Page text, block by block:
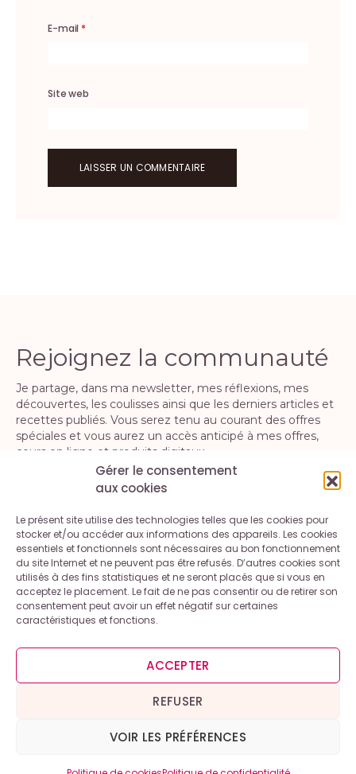
Gérer le consentement
aux cookies
Le présent site utilise des technologies telles que les cookies pour
stocker et/ou accéder aux informations des appareils. Les cookies
essentiels et fonctionnels sont nécessaires au bon fonctionnement
du site Internet et ne peuvent pas être refusés. D’autres cookies sont
utilisés à des fins statistiques et ne seront placés que si vous en
acceptez le placement. Le fait de ne pas consentir ou de retirer son
consentement peut avoir un effet négatif sur certaines
caractéristiques et fonctions.
ACCEPTER
REFUSER
VOIR LES PRÉFÉRENCES
E-mail *
Site web
Rejoignez la communauté
Je partage, dans ma newsletter, mes réflexions, mes
découvertes, les coulisses ainsi que les derniers articles et
recettes publiés. Vous serez tenu au courant des offres
spéciales et vous aurez un accès anticipé à mes offres,
cours en ligne et produits digitaux.
En vous inscrivant, vous acceptez la politique de confidentialité. Vous
pouvez vous désinscrire à tout moment.
Mentions légales et conditions générales d’utilisation
Politique de cookies (UE)
Politique de confidentialité